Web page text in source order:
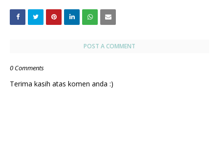
POST A COMMENT
0 Comments
Terima kasih atas komen anda :)